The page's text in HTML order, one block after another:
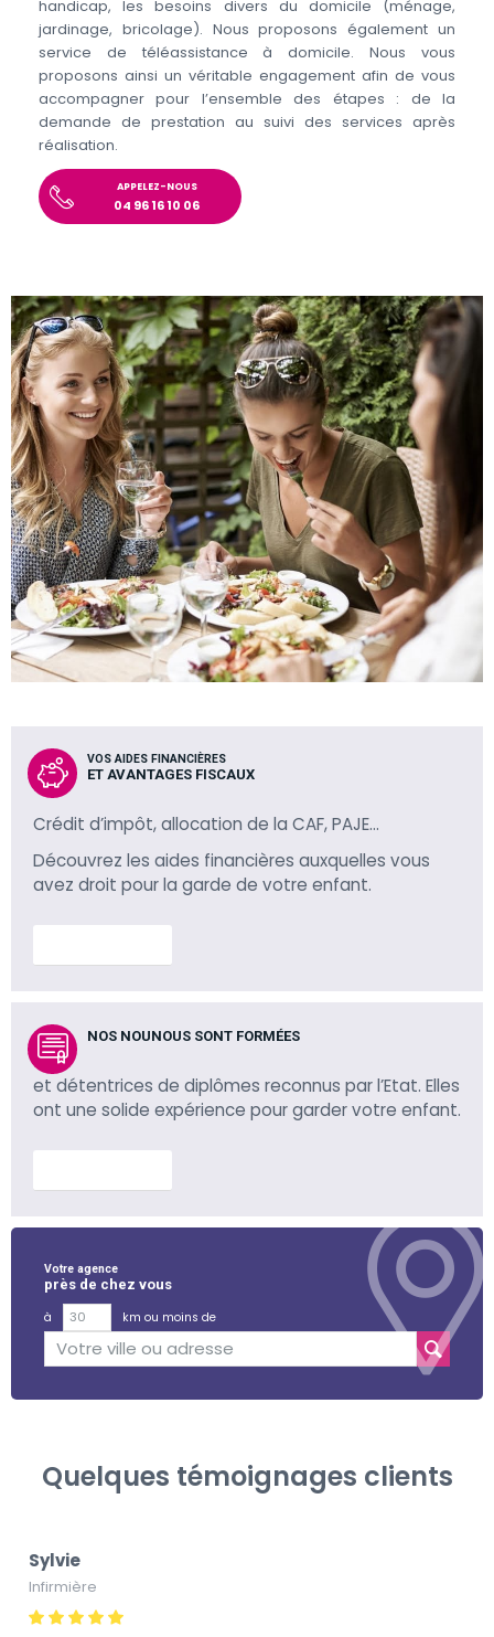
handicap, les besoins divers du domicile (ménage,
jardinage, bricolage). Nous proposons également un
service de téléassistance à domicile. Nous vous
proposons ainsi un véritable engagement afin de vous
accompagner pour l’ensemble des étapes : de la
demande de prestation au suivi des services après
réalisation.
APPELEZ-NOUS
04 96 16 10 06
VOS AIDES FINANCIÈRES
ET AVANTAGES FISCAUX
Crédit d’impôt, allocation de la CAF, PAJE…
Découvrez les aides financières auxquelles vous
avez droit pour la garde de votre enfant.
NOS NOUNOUS SONT FORMÉES
et détentrices de diplômes reconnus par l’Etat. Elles
ont une solide expérience pour garder votre enfant.
Votre agence
près de chez vous
à
km ou moins de
Quelques témoignages clients
Sylvie
Infirmière